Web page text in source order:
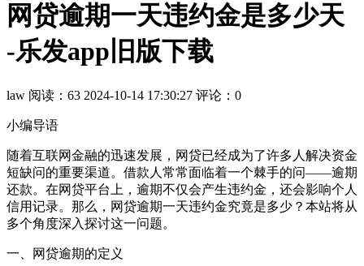
网贷逾期一天违约金是多少天
-乐发app旧版下载
law 阅读：63 2024-10-14 17:30:27 评论：0
小编导语
随着互联网金融的迅速发展，网贷已经成为了许多人解决资金
短缺问的重要渠道。借款人常常面临着一个棘手的问——逾期
还款。在网贷平台上，逾期不仅会产生违约金，还会影响个人
信用记录。那么，网贷逾期一天违约金究竟是多少？本站将从
多个角度深入探讨这一问题。
一、网贷逾期的定义